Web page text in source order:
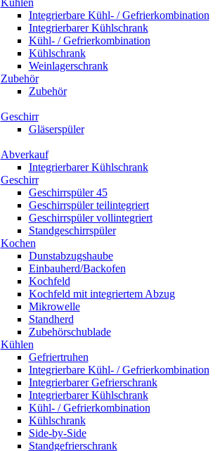
Kühlen
Integrierbare Kühl- / Gefrierkombination
Integrierbarer Kühlschrank
Kühl- / Gefrierkombination
Kühlschrank
Weinlagerschrank
Zubehör
Zubehör
Geschirr
Gläserspüler
Abverkauf
Integrierbarer Kühlschrank
Geschirr
Geschirrspüler 45
Geschirrspüler teilintegriert
Geschirrspüler vollintegriert
Standgeschirrspüler
Kochen
Dunstabzugshaube
Einbauherd/Backofen
Kochfeld
Kochfeld mit integriertem Abzug
Mikrowelle
Standherd
Zubehörschublade
Kühlen
Gefriertruhen
Integrierbare Kühl- / Gefrierkombination
Integrierbarer Gefrierschrank
Integrierbarer Kühlschrank
Kühl- / Gefrierkombination
Kühlschrank
Side-by-Side
Standgefrierschrank